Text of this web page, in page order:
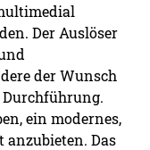
Der Auslöser
der Wunsch
ein modernes,
anzubieten. Das